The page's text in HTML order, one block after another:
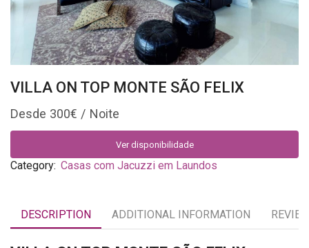
VILLA ON TOP MONTE SÃO FELIX
300€
Ver disponibilidade
Category: Casas com Jacuzzi em Laundos
DESCRIPTION ADDITIONAL INFORMATION